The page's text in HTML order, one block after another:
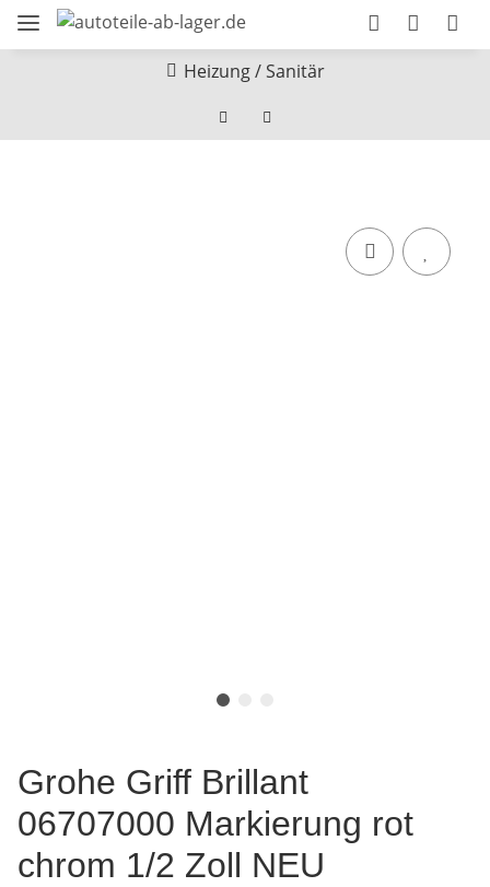
Heizung / Sanitär
Grohe Griff Brillant
06707000 Markierung rot
chrom 1/2 Zoll NEU